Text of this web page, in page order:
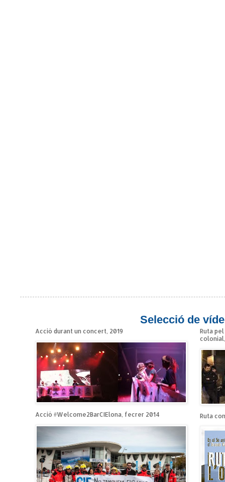
Selecció de
Acció durant un concert, 2019
Acció #Welcome2BarCIElona, fecrer 2014
Ruta
Ruta